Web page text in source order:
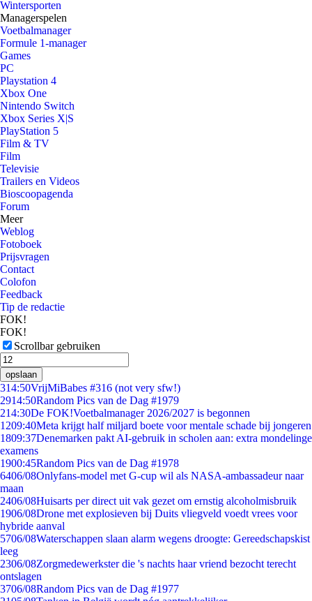
Wintersporten
Managerspelen
Voetbalmanager
Formule 1-manager
Games
PC
Playstation 4
Xbox One
Nintendo Switch
Xbox Series X|S
PlayStation 5
Film & TV
Film
Televisie
Trailers en Videos
Bioscoopagenda
Forum
Meer
Weblog
Fotoboek
Prijsvragen
Contact
Colofon
Feedback
Tip de redactie
FOK!
FOK!
Scrollbar gebruiken
opslaan
314:50VrijMiBabes #316 (not very sfw!)
2914:50Random Pics van de Dag #1979
214:30De FOK!Voetbalmanager 2026/2027 is begonnen
1209:40Meta krijgt half miljard boete voor mentale schade bij jongeren
1809:37Denemarken pakt AI-gebruik in scholen aan: extra mondelinge
examens
1900:45Random Pics van de Dag #1978
6406/08Onlyfans-model met G-cup wil als NASA-ambassadeur naar
maan
2406/08Huisarts per direct uit vak gezet om ernstig alcoholmisbruik
1906/08Drone met explosieven bij Duits vliegveld voedt vrees voor
hybride aanval
5706/08Waterschappen slaan alarm wegens droogte: Gereedschapskist
leeg
2306/08Zorgmedewerkster die 's nachts haar vriend bezocht terecht
ontslagen
3706/08Random Pics van de Dag #1977